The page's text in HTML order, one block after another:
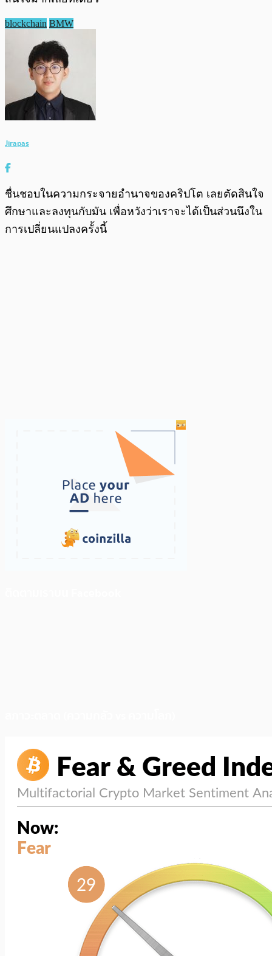
blockchain BMW
Jirapas
ชื่นชอบในความกระจายอำนาจของคริปโต เลยตัดสินใจ
ศึกษาและลงทุนกับมัน เพื่อหวังว่าเราจะได้เป็นส่วนนึงใน
การเปลี่ยนแปลงครั้งนี้